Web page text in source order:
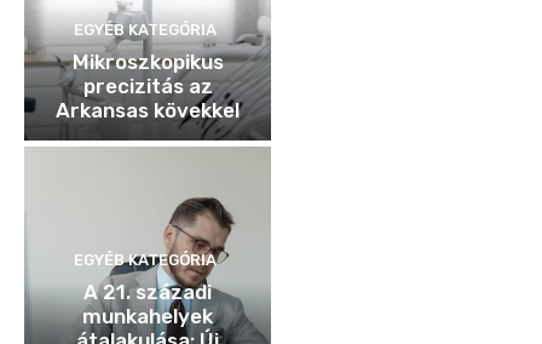
EGYÉB KATEGÓRIA
Mikroszkopikus
precizitás az
Arkansas kövekkel
EGYÉB KATEGÓRIA
A 21. századi
munkahelyek